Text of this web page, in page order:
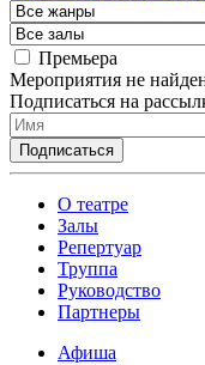
Премьера
Мероприятия не
Подписаться на
О театре
Залы
Репертуар
Труппа
Руководство
Партнеры
Афиша